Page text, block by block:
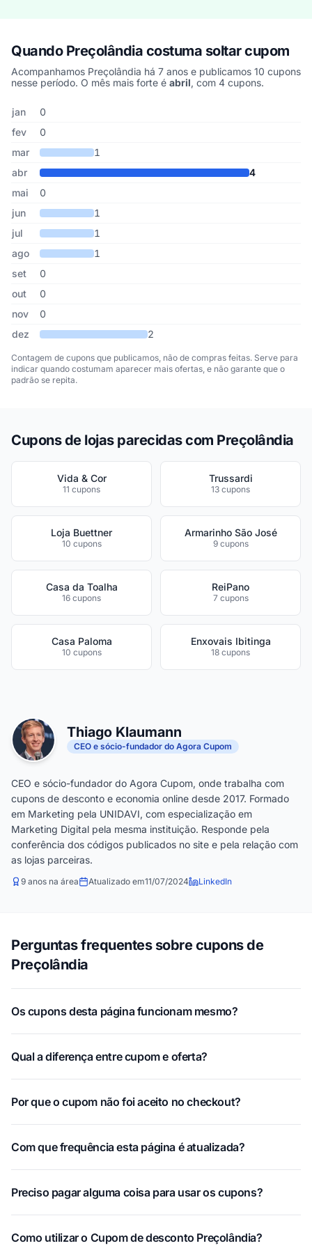
Quando Preçolândia costuma soltar cupom
Acompanhamos Preçolândia há 7 anos e publicamos 10 cupons
nesse período. O mês mais forte é abril, com 4 cupons.
Cupons de Preçolândia publicados por mês, somando os últimos
Mês Cupons publicados
jan
0
fev
0
mar
1
abr
4
mai
0
jun
1
jul
1
ago
1
set
0
out
0
nov
0
dez
2
Contagem de cupons que publicamos, não de compras feitas. Serve para
indicar quando costumam aparecer mais ofertas, e não garante que o
padrão se repita.
Cupons de lojas parecidas com Preçolândia
Vida & Cor
11 cupons
Trussardi
13 cupons
Loja Buettner
10 cupons
Armarinho São José
9 cupons
Casa da Toalha
16 cupons
ReiPano
7 cupons
Casa Paloma
10 cupons
Enxovais Ibitinga
18 cupons
Thiago Klaumann
CEO e sócio-fundador do Agora Cupom
CEO e sócio-fundador do Agora Cupom, onde trabalha com
cupons de desconto e economia online desde 2017. Formado
em Marketing pela UNIDAVI, com especialização em
Marketing Digital pela mesma instituição. Responde pela
conferência dos códigos publicados no site e pela relação com
as lojas parceiras.
9 anos na área Atualizado em11/07/2024 LinkedIn
Perguntas frequentes sobre cupons de
Preçolândia
Os cupons desta página funcionam mesmo?
Qual a diferença entre cupom e oferta?
Por que o cupom não foi aceito no checkout?
Com que frequência esta página é atualizada?
Preciso pagar alguma coisa para usar os cupons?
Como utilizar o Cupom de desconto Preçolândia?